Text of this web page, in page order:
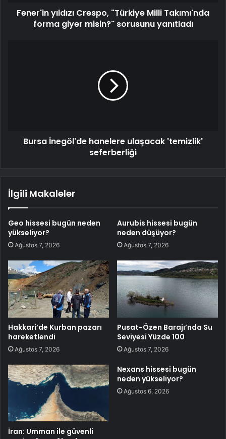
Fener'in yıldızı Crespo, "Türkiye Milli Takımı'nda
forma giyer misin?" sorusunu yanıtladı
Bursa İnegöl'de hanelere ulaşacak 'temizlik'
seferberliği
İlgili Makaleler
Geo hissesi bugün neden
yükseliyor?
Ağustos 7, 2026
Aurubis hissesi bugün
neden düşüyor?
Ağustos 7, 2026
Hakkari’de Kurban pazarı
hareketlendi
Ağustos 7, 2026
Pusat-Özen Barajı’nda Su
Seviyesi Yüzde 100
Ağustos 7, 2026
İran: Umman ile güvenli
Nexans hissesi bugün
neden yükseliyor?
Ağustos 6, 2026